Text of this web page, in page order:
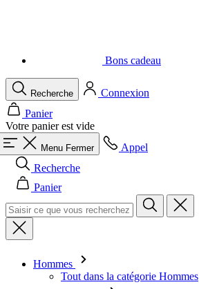
Bons cadeau
Recherche
Connexion
Panier
Votre panier est vide
Menu Fermer
Appel
Recherche
Panier
Hommes
Tout dans la catégorie Hommes